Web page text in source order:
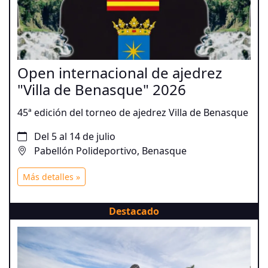
Open internacional de ajedrez
"Villa de Benasque" 2026
45ª edición del torneo de ajedrez Villa de Benasque
Del 5 al 14 de julio
Pabellón Polideportivo, Benasque
Más detalles »
Destacado